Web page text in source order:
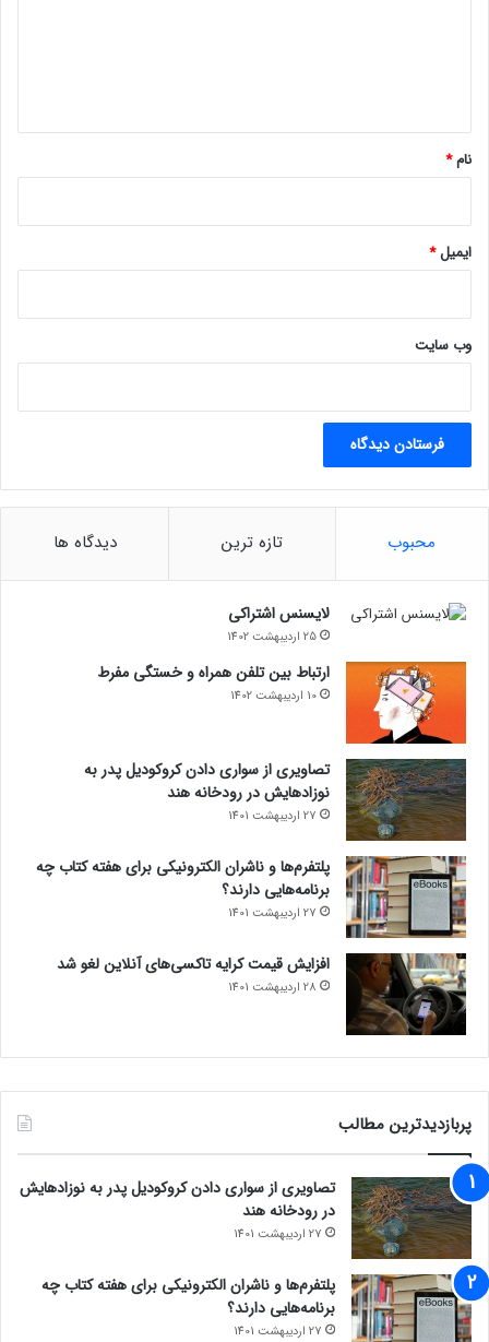
نام*
ایمیل*
وب‌ سایت
محبوب تازه ترین دیدگاه ها
لایسنس اشتراکی
25 اردیبهشت 1402
ارتباط بین تلفن همراه و خستگی مفرط
10 اردیبهشت 1402
تصاویری از سواری دادن کروکودیل پدر به
نوزادهایش در رودخانه هند
27 اردیبهشت 1401
پلتفرم‌ها و ناشران الکترونیکی برای هفته کتاب چه
برنامه‌هایی دارند؟
27 اردیبهشت 1401
افزایش قیمت کرایه تاکسی‌های آنلاین لغو شد
28 اردیبهشت 1401
پربازدیدترین مطالب
تصاویری از سواری دادن کروکودیل پدر به نوزادهایش
در رودخانه هند
27 اردیبهشت 1401
پلتفرم‌ها و ناشران الکترونیکی برای هفته کتاب چه
برنامه‌هایی دارند؟
27 اردیبهشت 1401